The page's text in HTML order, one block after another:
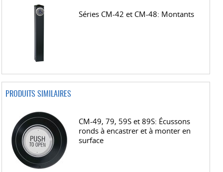
Séries CM-42 et CM-48: Montants
PRODUITS SIMILAIRES
CM-49, 79, 59S et 89S: Écussons
ronds à encastrer et à monter en
surface